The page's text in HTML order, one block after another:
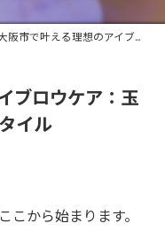
市で叶える理想のアイブロウケア：玉造・関目エリアの最新スタイル
ブロウケア：玉
イル
から始まります。